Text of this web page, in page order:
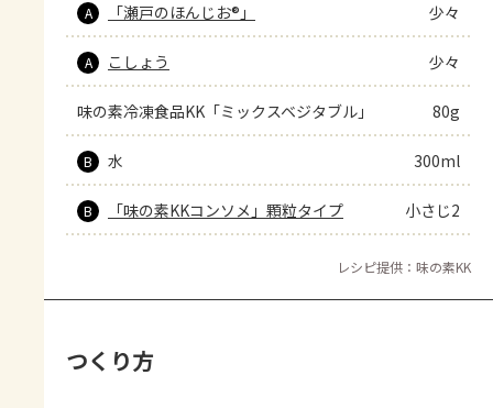
A 「瀬戸のほんじお®」 少々
A こしょう 少々
味の素冷凍食品KK「ミックスベジタブル」 80g
B 水 300ml
B 「味の素KKコンソメ」顆粒タイプ 小さじ2
レシピ提供：味の素KK
つくり方